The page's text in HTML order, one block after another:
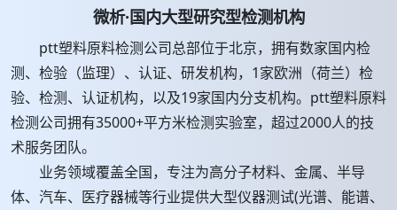
微析·国内大型研究型检测机构
ptt塑料原料检测公司总部位于北京，拥有数家国内检
测、检验（监理）、认证、研发机构，1家欧洲（荷兰）检
验、检测、认证机构，以及19家国内分支机构。ptt塑料原料
检测公司拥有35000+平方米检测实验室，超过2000人的技
术服务团队。
业务领域覆盖全国，专注为高分子材料、金属、半导
体、汽车、医疗器械等行业提供大型仪器测试(光谱、能谱、